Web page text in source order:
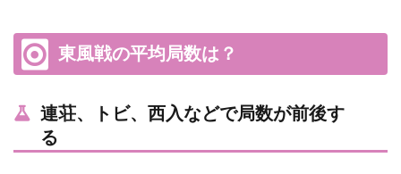
東風戦の平均局数は？
連荘、トビ、西入などで局数が前後す
る